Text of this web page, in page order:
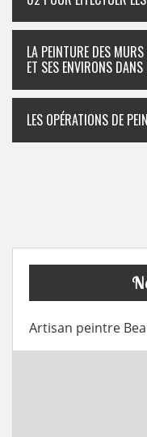
LA PEINTURE DES
ET SES ENVIRONS
LES OPÉRATIONS DE
Artisan peintre